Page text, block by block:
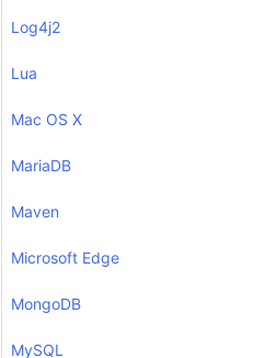
Log4j2
Lua
Mac OS X
MariaDB
Maven
Microsoft Edge
MongoDB
MySQL